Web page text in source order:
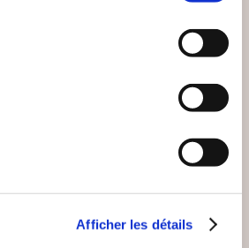
Afficher les détails
Jérôme Zenastral
SATURNE
14€30